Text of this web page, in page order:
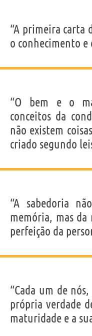
“A primeira carta
o conhecimento
“O bem e o
conceitos da
não existem
criado segundo
“A sabedoria
memória, mas
perfeição da
“Cada um de
própria verdade
maturidade e a